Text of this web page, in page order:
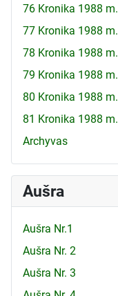
76 Kronika 1988 m.
77 Kronika 1988 m.
78 Kronika 1988 m.
79 Kronika 1988 m.
80 Kronika 1988 m.
81 Kronika 1988 m.
Archyvas
Aušra
Aušra Nr.1
Aušra Nr. 2
Aušra Nr. 3